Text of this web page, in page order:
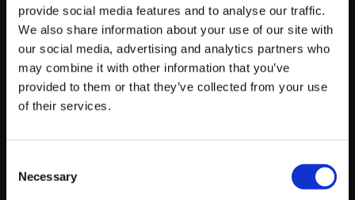
provide social media features and to analyse our traffic.
We also share information about your use of our site with
our social media, advertising and analytics partners who
may combine it with other information that you’ve
provided to them or that they’ve collected from your use
of their services.
Selection
Necessary
【単曲】ドラゴンズドグマ 2 オ
リジナル サウンドトラック 円環
はひらかれ、その先に見るもの
150円(税込)